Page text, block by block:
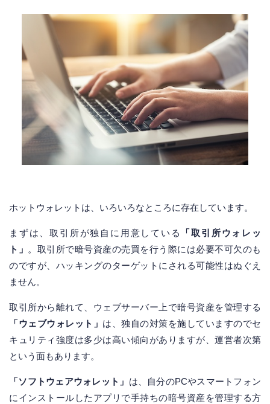
ホットウォレットは、いろいろなところに存在しています。
まずは、取引所が独自に用意している
「取引所ウォレッ
ト」 。取引所で暗号資産の売買を行う際には必要不可欠のも
のですが、ハッキングのターゲットにされる可能性はぬぐえ
ません。
取引所から離れて、ウェブサーバー上で暗号資産を管理する
「ウェブウォレット」 は、独自の対策を施していますのでセ
キュリティ強度は多少は高い傾向がありますが、運営者次第
という面もあります。
「ソフトウェアウォレット」 は、自分のPCやスマートフォン
にインストールしたアプリで手持ちの暗号資産を管理する方